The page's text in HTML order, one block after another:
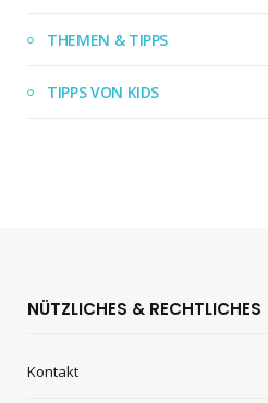
THEMEN & TIPPS
TIPPS VON KIDS
NÜTZLICHES & RECHTLICHES
Kontakt